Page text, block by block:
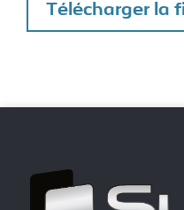
Télécharger la